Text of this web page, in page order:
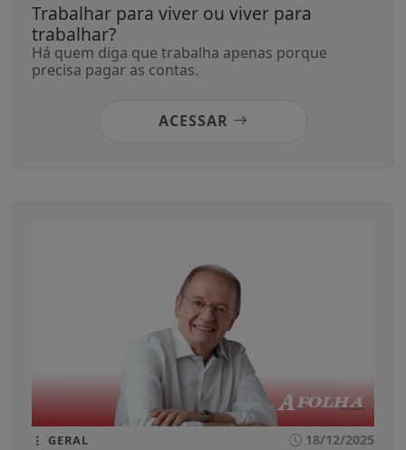
Trabalhar para viver ou viver para
trabalhar?
Há quem diga que trabalha apenas porque
precisa pagar as contas.
ACESSAR
GERAL 18/12/2025